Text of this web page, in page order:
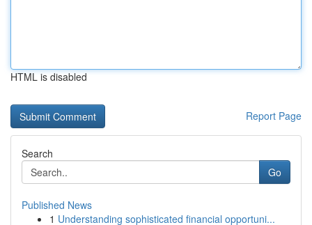
HTML is disabled
Report Page
Search
Go
Published News
1 Understanding sophisticated financial opportuni...